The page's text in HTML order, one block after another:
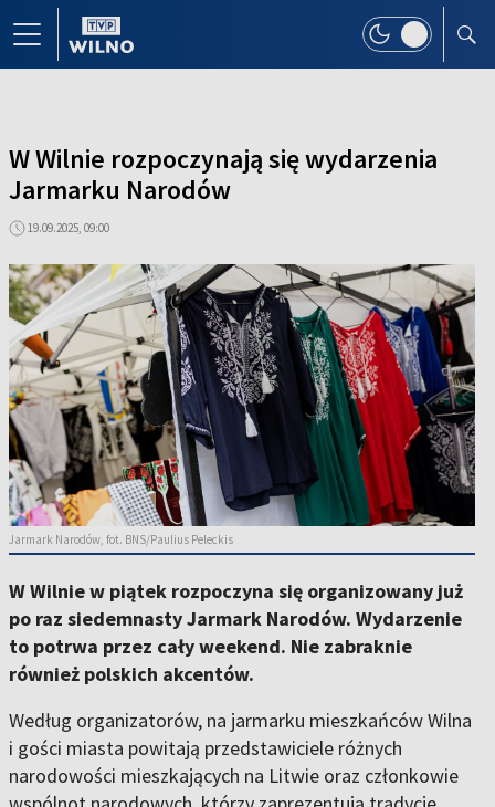
W Wilnie rozpoczynają się wydarzenia
Jarmarku Narodów
19.09.2025, 09:00
Jarmark Narodów, fot. BNS/Paulius Peleckis
W Wilnie w piątek rozpoczyna się organizowany już
po raz siedemnasty Jarmark Narodów. Wydarzenie
to potrwa przez cały weekend. Nie zabraknie
również polskich akcentów.
Według organizatorów, na jarmarku mieszkańców Wilna
i gości miasta powitają przedstawiciele różnych
narodowości mieszkających na Litwie oraz członkowie